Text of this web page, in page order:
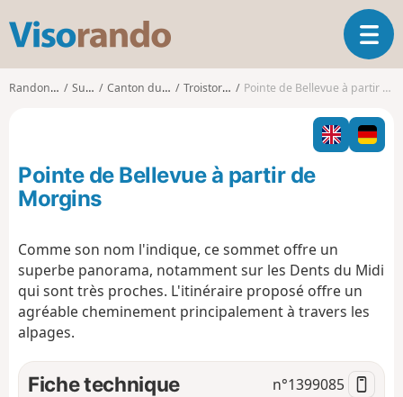
s
o
o
O
u
v
i
r
l
g
t
n
Randonnées Suisse Canton du Valais Troistorrents Pointe de Bellevue à partir de Morgins
Pointe de Bellevue à partir de
Morgins
Comme son nom l'indique, ce sommet offre un
superbe panorama, notamment sur les Dents du Midi
qui sont très proches. L'itinéraire proposé offre un
agréable cheminement principalement à travers les
alpages.
Fiche technique n°1399085